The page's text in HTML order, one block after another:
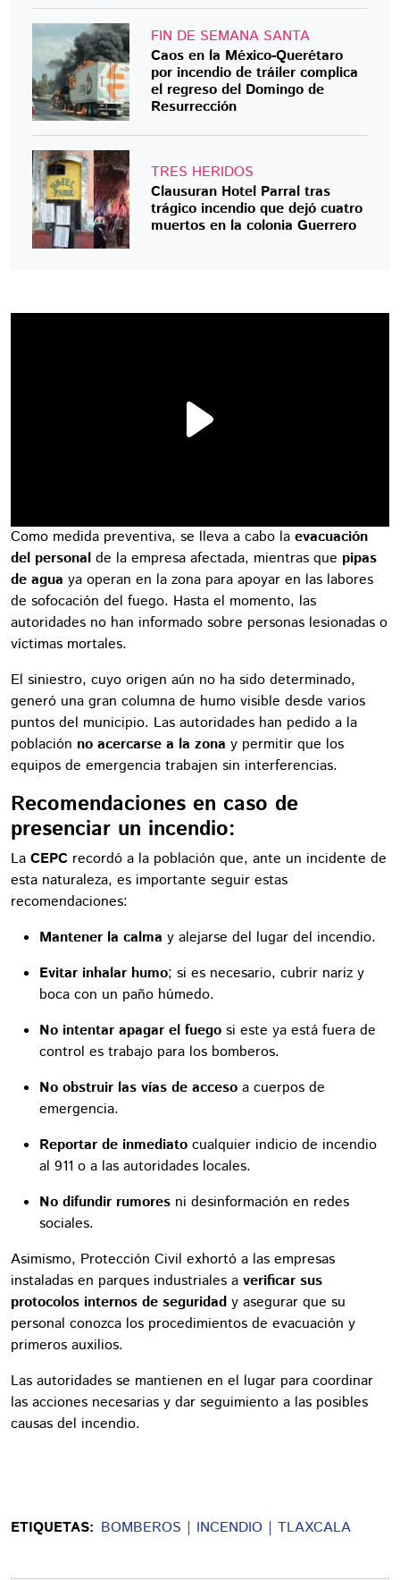
FIN DE SEMANA SANTA
Caos en la México-Querétaro
por incendio de tráiler complica
el regreso del Domingo de
Resurrección
TRES HERIDOS
Clausuran Hotel Parral tras
trágico incendio que dejó cuatro
muertos en la colonia Guerrero
Como medida preventiva, se lleva a cabo la evacuación
del personal de la empresa afectada, mientras que pipas
de agua ya operan en la zona para apoyar en las labores
de sofocación del fuego. Hasta el momento, las
autoridades no han informado sobre personas lesionadas o
víctimas mortales.
El siniestro, cuyo origen aún no ha sido determinado,
generó una gran columna de humo visible desde varios
puntos del municipio. Las autoridades han pedido a la
población no acercarse a la zona y permitir que los
equipos de emergencia trabajen sin interferencias.
Recomendaciones en caso de
presenciar un incendio:
La CEPC recordó a la población que, ante un incidente de
esta naturaleza, es importante seguir estas
recomendaciones:
Mantener la calma y alejarse del lugar del incendio.
Evitar inhalar humo; si es necesario, cubrir nariz y
boca con un paño húmedo.
No intentar apagar el fuego si este ya está fuera de
control es trabajo para los bomberos.
No obstruir las vías de acceso a cuerpos de
emergencia.
Reportar de inmediato cualquier indicio de incendio
al 911 o a las autoridades locales.
No difundir rumores ni desinformación en redes
sociales.
Asimismo, Protección Civil exhortó a las empresas
instaladas en parques industriales a verificar sus
protocolos internos de seguridad y asegurar que su
personal conozca los procedimientos de evacuación y
primeros auxilios.
Las autoridades se mantienen en el lugar para coordinar
las acciones necesarias y dar seguimiento a las posibles
causas del incendio.
ETIQUETAS: BOMBEROS INCENDIO TLAXCALA